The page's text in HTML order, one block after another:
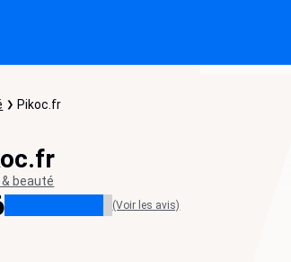
Pikoc.fr
beauté
(Voir les avis)